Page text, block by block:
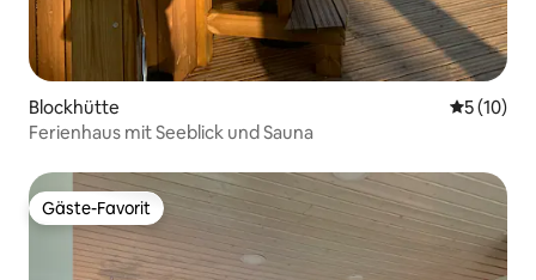
Blockhütte
5 (10)
Ferienhaus mit Seeblick und Sauna
Gäste-Favorit
Gäste-Favorit